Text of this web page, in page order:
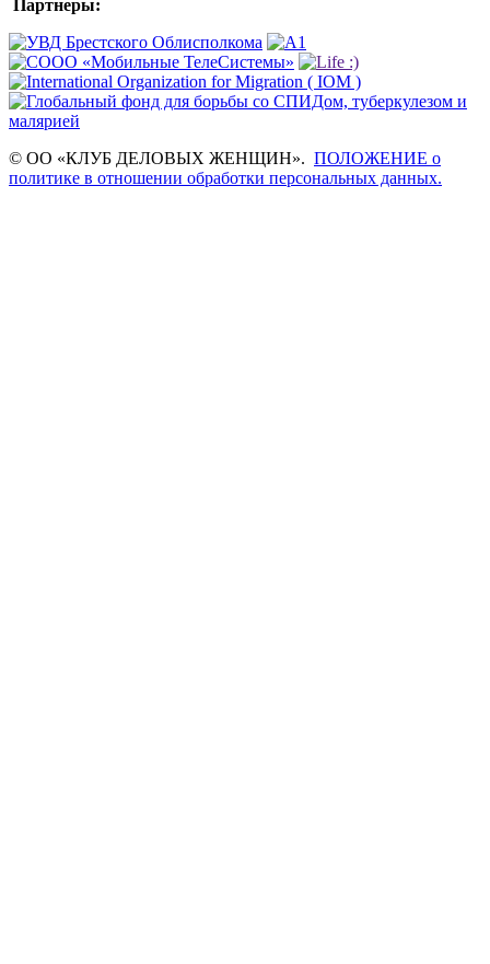
Партнеры:
© ОО «КЛУБ ДЕЛОВЫХ ЖЕНЩИН». ПОЛОЖЕНИЕ о
политике в отношении обработки персональных данных.